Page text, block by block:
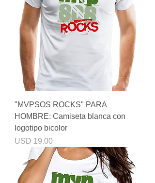
"MVPSOS ROCKS" PARA
HOMBRE: Camiseta blanca con
logotipo bicolor
Precio
USD 19.00